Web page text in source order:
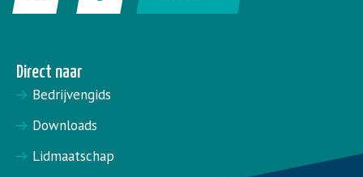
Direct naar
Bedrijvengids
Downloads
Lidmaatschap